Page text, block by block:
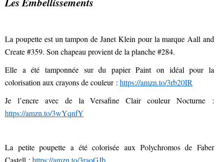
La poupette est un tampon de Janet Klein pour la marque Aall and
Create #359. Son chapeau provient de la planche #284.
Elle a été tamponnée sur du papier Paint on idéal pour la
colorisation aux crayons de couleur : https://amzn.to/3rb20IR
Je l’encre avec de la Versafine Clair couleur Nocturne :
https://amzn.to/3wYqnfY
La petite poupette a été colorisée aux Polychromos de Faber